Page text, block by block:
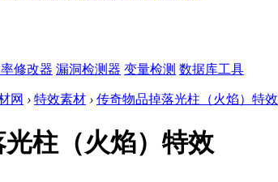
修改器 漏洞检测器 变量检测 数据库工具
网 › 特效素材 › 传奇物品掉落光柱（火焰）特效
柱（火焰）特效